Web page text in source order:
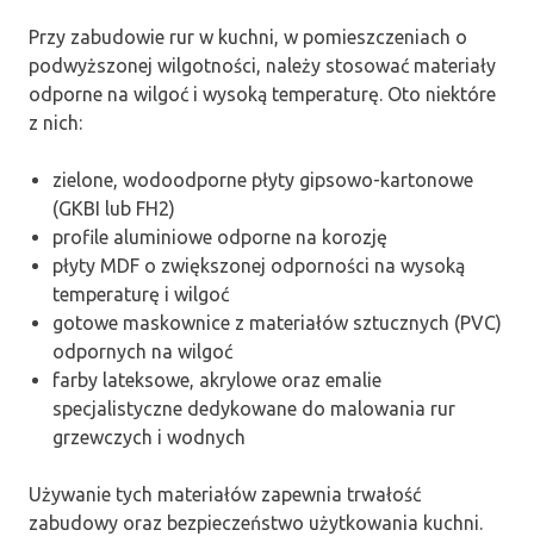
Przy zabudowie rur w kuchni, w pomieszczeniach o
podwyższonej wilgotności, należy stosować materiały
odporne na wilgoć i wysoką temperaturę. Oto niektóre
z nich:
zielone, wodoodporne płyty gipsowo-kartonowe
(GKBI lub FH2)
profile aluminiowe odporne na korozję
płyty MDF o zwiększonej odporności na wysoką
temperaturę i wilgoć
gotowe maskownice z materiałów sztucznych (PVC)
odpornych na wilgoć
farby lateksowe, akrylowe oraz emalie
specjalistyczne dedykowane do malowania rur
grzewczych i wodnych
Używanie tych materiałów zapewnia trwałość
zabudowy oraz bezpieczeństwo użytkowania kuchni.